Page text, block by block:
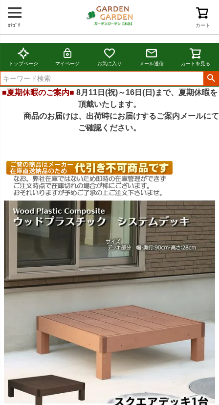
カート
ｶﾃｺﾞﾘ
トップページ マイページ お気に入り メール送信 カートを見る
■夏期休暇のご案内■ 8月11日(祝)～16日(日)まで、夏期休暇を
頂戴いたします。
商品のお届けは、出荷時にお届けするご案内メールにて
ご確認ください。